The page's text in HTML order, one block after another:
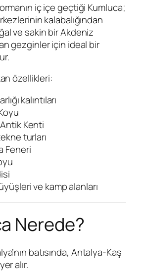
iç içe geçtiği Kumluca;
kalabalığından
ve sakin bir Akdeniz
gezginler için ideal bir
özellikleri:
kalıntıları
Kenti
turları
Feneri
ve kamp alanları
Nerede?
batısında, Antalya-Kaş
alır.